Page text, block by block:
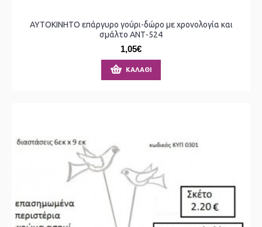
ΑΥΤΟΚΙΝΗΤΟ επάργυρο γούρι-δώρο με χρονολογία και
σμάλτο ΑΝΤ-524
1,05€
ΚΑΛΆΘΙ